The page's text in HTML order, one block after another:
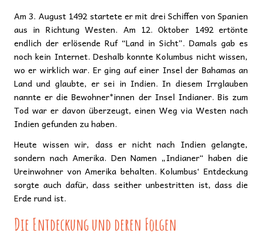
Am 3. August 1492 startete er mit drei Schiffen von Spanien
aus in Richtung Westen. Am 12. Oktober 1492 ertönte
endlich der erlösende Ruf “Land in Sicht”. Damals gab es
noch kein Internet. Deshalb konnte Kolumbus nicht wissen,
wo er wirklich war. Er ging auf einer Insel der Bahamas an
Land und glaubte, er sei in Indien. In diesem Irrglauben
nannte er die Bewohner*innen der Insel Indianer. Bis zum
Tod war er davon überzeugt, einen Weg via Westen nach
Indien gefunden zu haben.
Heute wissen wir, dass er nicht nach Indien gelangte,
sondern nach Amerika. Den Namen „Indianer“ haben die
Ureinwohner von Amerika behalten. Kolumbus‘ Entdeckung
sorgte auch dafür, dass seither unbestritten ist, dass die
Erde rund ist.
Die Entdeckung und deren Folgen